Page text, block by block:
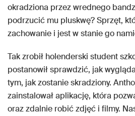
okradziona przez wrednego
podrzucić mu pluskwę? Sprzęt,
zachowanie i jest w stanie go
Tak zrobił holenderski student
postanowił sprawdzić, jak
tym, jak zostanie skradziony.
zainstalował aplikację, która
oraz zdalnie robić zdjęć i filmy.